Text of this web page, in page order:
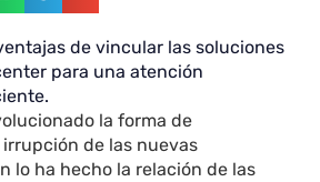
de vincular las soluciones
para una atención
la forma de
de las nuevas
lo ha hecho la relación de las